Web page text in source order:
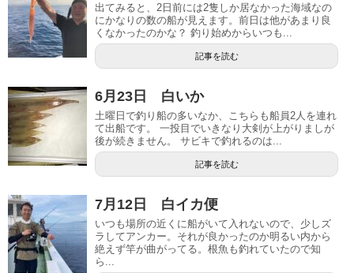
出てみると、2日前には2隻しか居なかった海域なの
にかなりの数の船が見えます。前日は他があまり良
くなかったのかな？ 釣り始めからいつも...
記事を読む
6月23日 白いか
土曜日で釣り船の多いなか、こちらも船員2人を連れ
て出船です。 一投目でいきなり大剣が上がりましが
後が続きません。 サビキで釣れるのは...
記事を読む
7月12日 白イカ便
いつも場所の近くに船がいて入れないので、少しズ
ラしてアンカー。それが良かったのか明るい内から
絶えず竿が曲がってる。根魚も釣れていたので知
ら...